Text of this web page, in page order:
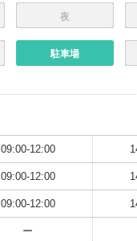
夜
駐車場
09:00-12:00
09:00-12:00
09:00-12:00
ー